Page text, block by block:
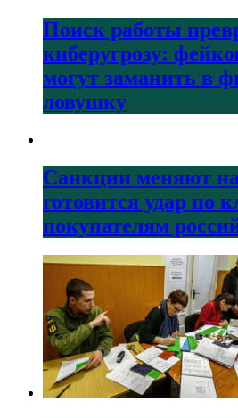
Поиск работы
киберугрозу:
могут заманить в
ловушку
Санкции меняют
готовится удар по
покупателям